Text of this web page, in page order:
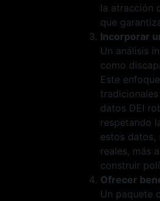
la atracción
que
Incorporar
Un análisis
como
Este
datos DEI
respetando
estos datos,
reales, más
construir
Ofrecer
Un paquete